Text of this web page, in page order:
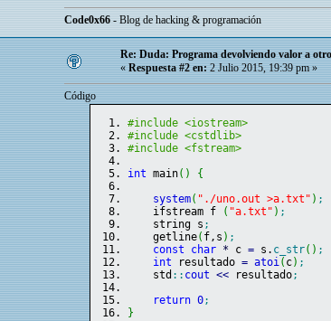
Code0x66 - Blog de hacking & programación
Re: Duda: Programa devolviendo valor a
«Respuesta #2 en:2 Julio 2015, 19:39 pm »
Código
#include <iostream>
#include <cstdlib>
#include <fstream>
int main( )
{
system( "./uno.out >a.txt" ) ;
ifstream f
( "a.txt" ) ;
string s ;
getline( f,s ) ;
const
char * c = s. c_str( ) ;
int resultado = atoi( c) ;
std :: cout << resultado;
return 0;
}